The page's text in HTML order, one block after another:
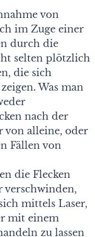
von
im Zuge einer
durch die
selten plötzlich
die sich
Was man
nach der
von alleine, oder
Fällen von
die Flecken
verschwinden,
mittels Laser,
mit einem
zu lassen